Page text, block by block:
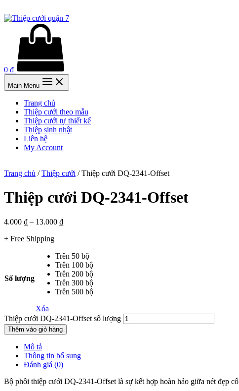
0 ₫
Main Menu
Trang chủ
Thiệp cưới theo mẫu
Thiệp cưới tự thiết kế
Thiệp sinh nhật
Liên hệ
My Account
Trang chủ /Thiệp cưới / Thiệp cưới DQ-2341-Offset
Thiệp cưới DQ-2341-Offset
4.000 ₫ – 13.000 ₫
+ Free Shipping
Số lượng
Trên 50 bộ
Trên 100 bộ
Trên 200 bộ
Trên 300 bộ
Trên 500 bộ
Xóa
Thiệp cưới DQ-2341-Offset số lượng
Thêm vào giỏ hàng
Mô tả
Thông tin bổ sung
Đánh giá (0)
Bộ phôi thiệp cưới DQ-2341-Offset là sự kết hợp hoàn hảo giữa nét đẹp